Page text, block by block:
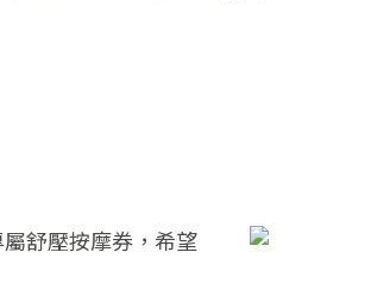
舒壓按摩券，希望